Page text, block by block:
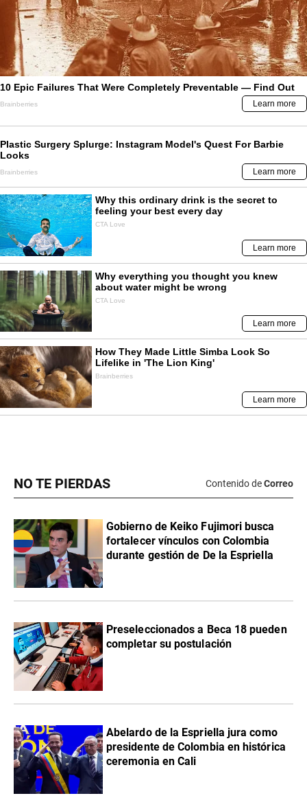
NO TE PIERDAS Contenido deCorreo
Gobierno de Keiko Fujimori busca
fortalecer vínculos con Colombia
durante gestión de De la Espriella
Preseleccionados a Beca 18 pueden
completar su postulación
Abelardo de la Espriella jura como
presidente de Colombia en histórica
ceremonia en Cali